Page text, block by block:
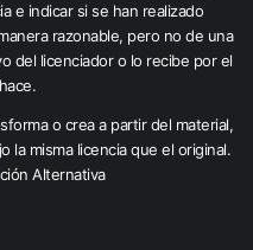
e indicar si se han realizado
razonable, pero no de una
del licenciador o lo recibe por el
o crea a partir del material,
la misma licencia que el original.
Alternativa